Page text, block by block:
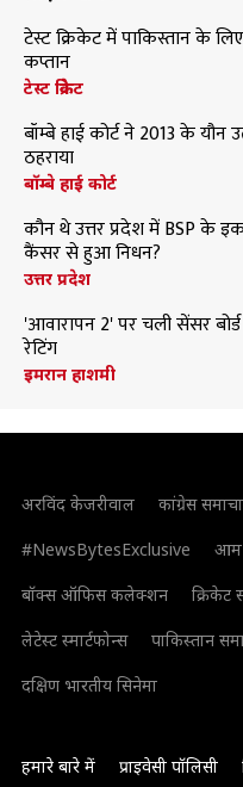
टेस्ट क्रिकेट में पाकिस्तान के
कप्तान
टेस्ट क्रिकेट
बॉम्बे हाई कोर्ट ने 2013 के
ठहराया
बॉम्बे हाई कोर्ट
कौन थे उत्तर प्रदेश में BSP के
कैंसर से हुआ निधन?
उत्तर प्रदेश
'आवारापन 2' पर चली सेंसर
रेटिंग
इमरान हाशमी
अरविंद केजरीवाल कांग्रेस
#NewsBytesExclusive
आम
बॉक्स ऑफिस कलेक्शन
क्रिकेट
लेटेस्ट स्मार्टफोन्स
पाकिस्तान
दक्षिण भारतीय सिनेमा
हमारे बारे में प्राइवेसी पॉलिसी